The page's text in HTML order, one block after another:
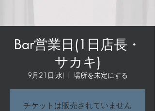
Bar営業日(1日店長・
サカキ)
9月21日(水)
  |
場所を未定にする
チケットは販売されていません